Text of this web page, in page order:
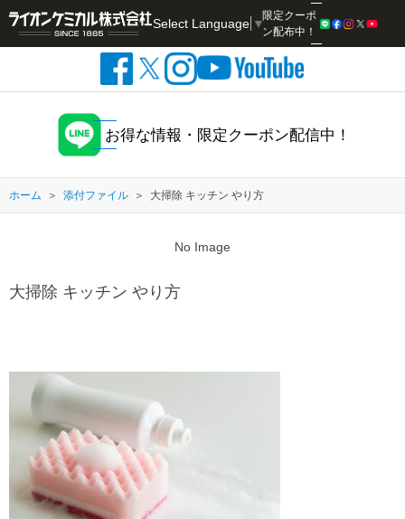
Select Language ▼
限定クーポ
ン配布中！
お得な情報・限定クーポン配信中！
ホーム 添付ファイル 大掃除 キッチン やり方
No Image
大掃除 キッチン やり方
検索